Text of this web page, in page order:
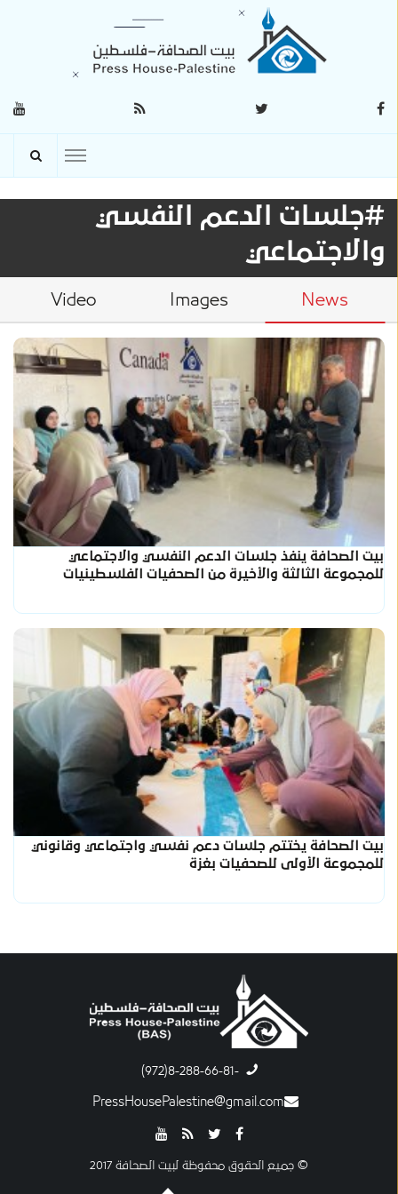
#جلسات الدعم النفسي
والاجتماعي
News
Images
Video
بيت الصحافة ينفذ جلسات الدعم النفسي والاجتماعي
للمجموعة الثالثة والأخيرة من الصحفيات الفلسطينيات
بيت الصحافة يختتم جلسات دعم نفسي واجتماعي وقانوني
للمجموعة الأولى للصحفيات بغزة
-8-288-66-81(972)
PressHousePalestine@gmail.com
© جميع الحقوق محفوظة لبيت الصحافة 2017